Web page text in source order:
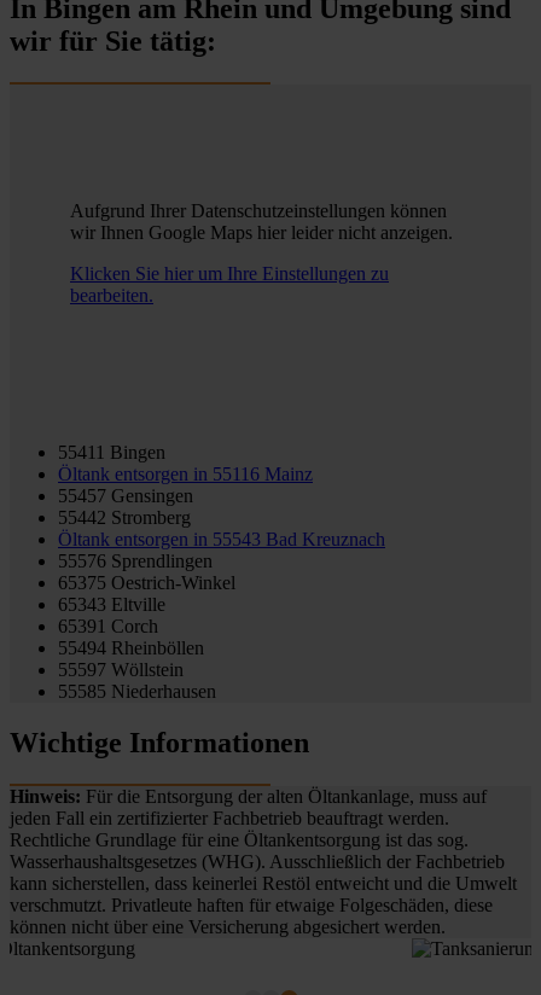
In Bingen am Rhein und Umgebung sind
wir für Sie tätig:
Aufgrund Ihrer Datenschutzeinstellungen können
wir Ihnen Google Maps hier leider nicht anzeigen.
Klicken Sie hier um Ihre Einstellungen zu
bearbeiten.
55411 Bingen
Öltank entsorgen in 55116 Mainz
55457 Gensingen
55442 Stromberg
Öltank entsorgen in 55543 Bad Kreuznach
55576 Sprendlingen
65375 Oestrich-Winkel
65343 Eltville
65391 Corch
55494 Rheinböllen
55597 Wöllstein
55585 Niederhausen
Wichtige Informationen
Hinweis: Für die Entsorgung der alten Öltankanlage, muss auf
jeden Fall ein zertifizierter Fachbetrieb beauftragt werden.
Rechtliche Grundlage für eine Öltankentsorgung ist das sog.
Wasserhaushaltsgesetzes (WHG). Ausschließlich der Fachbetrieb
kann sicherstellen, dass keinerlei Restöl entweicht und die Umwelt
verschmutzt. Privatleute haften für etwaige Folgeschäden, diese
können nicht über eine Versicherung abgesichert werden.